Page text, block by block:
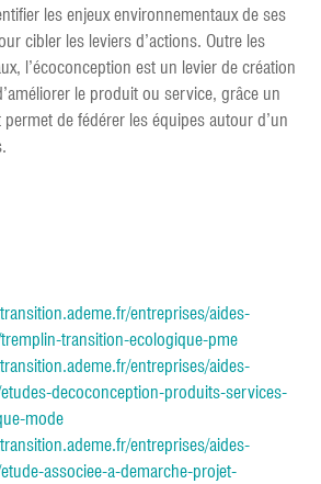
les enjeux environnementaux de ses
cibler les leviers d’actions. Outre les
l’écoconception est un levier de création
le produit ou service, grâce un
de fédérer les équipes autour d’un
entreprises/aides-
transition-ecologique-pme
entreprises/aides-
decoconception-produits-services-
mode
entreprises/aides-
associee-a-demarche-projet-